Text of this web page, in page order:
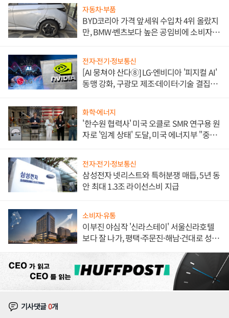
자동차·부품
BYD코리아 가격 앞세워 수입차 4위 올랐지
만, BMW·벤츠보다 높은 공임비에 소비자
전자·전기·정보통신
[AI 뭉쳐야 산다⑧] LG·엔비디아 '피지컬 AI'
동맹 강화, 구광모 제조·데이터·기술 결집
화학·에너지
'한수원 협력사' 미국 오클로 SMR 연구용 원
자로 '임계 상태' 도달, 미국 에너지부 "중요
전자·전기·정보통신
삼성전자 넷리스트와 특허분쟁 매듭, 5년 동
안 최대 1.3조 라이선스비 지급
소비자·유통
이부진 야심작 '신라스테이' 서울신라호텔
보다 잘 나가, 평택·주문진·해남·건대로 성
기사댓글0개